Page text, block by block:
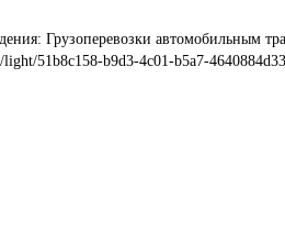
Грузоперевозки автомобильным
/light/51b8c158-b9d3-4c01-b5a7-